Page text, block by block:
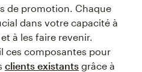
de promotion. Chaque
dans votre capacité à
à les faire revenir.
ces composantes pour
clients existants grâce à